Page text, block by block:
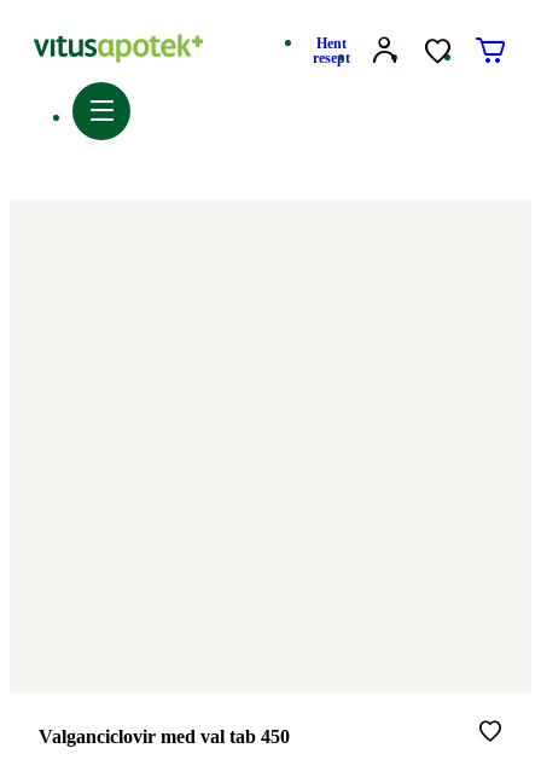
Hent
resept
Merke:
Valganciclovir med val tab 450